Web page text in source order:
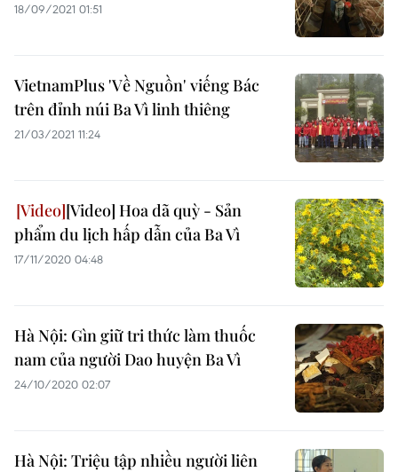
18/09/2021 01:51
VietnamPlus 'Về Nguồn' viếng Bác
trên đỉnh núi Ba Vì linh thiêng
21/03/2021 11:24
[Video] Hoa dã quỳ - Sản
phẩm du lịch hấp dẫn của Ba Vì
17/11/2020 04:48
Hà Nội: Gìn giữ tri thức làm thuốc
nam của người Dao huyện Ba Vì
24/10/2020 02:07
Hà Nội: Triệu tập nhiều người liên